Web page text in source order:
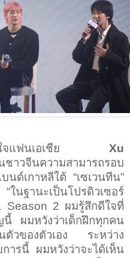
ใจแฟนเอเชีย Xu
ชาวจีนความสามารถรอบ
นด์เกาหลีใต้ “เซเวนทีน”
“ในฐานะเป็นโปรดิวเซอร์
Season 2 ผมรู้สึกดีใจที่
นี้ ผมหวังว่าเด็กฝึกทุกคน
ตัวของตัวเอง ระหว่าง
ารนี้ ผมหวังว่าจะได้เห็น